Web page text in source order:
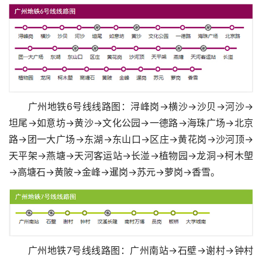
广州地铁6号线线路图：浔峰岗→横沙→沙贝→河沙→
坦尾→如意坊→黄沙→文化公园→一德路→海珠广场→北京
路→团一大广场→东湖→东山口→区庄→黄花岗→沙河顶→
天平架→燕塘→天河客运站→长湴→植物园→龙洞→柯木塱
→高塘石→黄陂→金峰→暹岗→苏元→萝岗→香雪。
广州地铁7号线线路图：广州南站→石壁→谢村→钟村